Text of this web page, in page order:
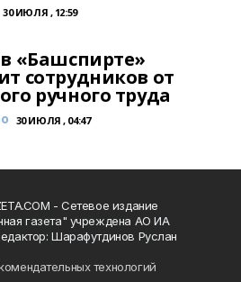
30 ИЮЛЯ , 12:59
«Башспирте»
сотрудников от
ручного труда
30 ИЮЛЯ , 04:47
- Сетевое издание
газета" учреждена АО ИА
Шарафутдинов Руслан
технологий